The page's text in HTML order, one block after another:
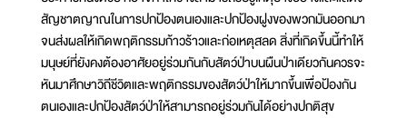
สัญชาตญาณในการปกป้องตนเองและปกป้องฝูงของพวกมันออกมา
จนส่งผลให้เกิดพฤติกรรมก้าวร้าวและก่อเหตุสลด สิ่งที่เกิดขึ้นนี้ทำให้
มนุษย์ที่ยังคงต้องอาศัยอยู่ร่วมกันกับสัตว์ป่าบนผืนป่าเดียวกันควรจะ
หันมาศึกษาวิถีชีวิตและพฤติกรรมของสัตว์ป่าให้มากขึ้นเพื่อป้องกัน
ตนเองและปกป้องสัตว์ป่าให้สามารถอยู่ร่วมกันได้อย่างปกติสุข